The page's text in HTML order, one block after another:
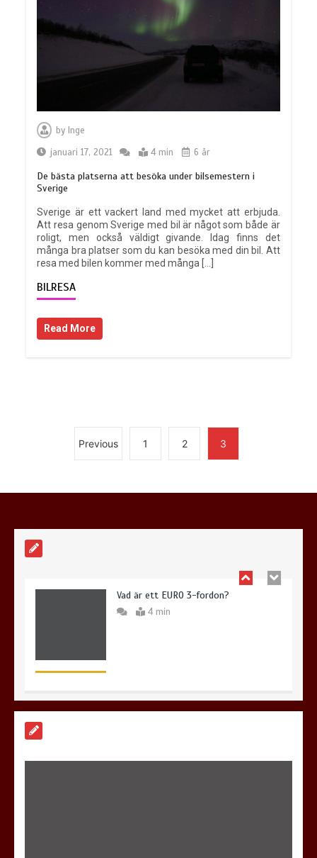
by Inge
januari 17, 2021
4 min 6 år
De bästa platserna att besöka under bilsemestern i
Sverige
Sverige är ett vackert land med mycket att erbjuda.
Att resa genom Sverige med bil är något som både är
roligt, men också väldigt givande. Idag finns det
många bra platser som du kan besöka med din bil. Att
resa med bilen kommer med många […]
BILRESA
Read More
Previous 1 2 3
Betting på racing för nybörjare
5 min
4 min
5 tips för att campa med din bil
5 min